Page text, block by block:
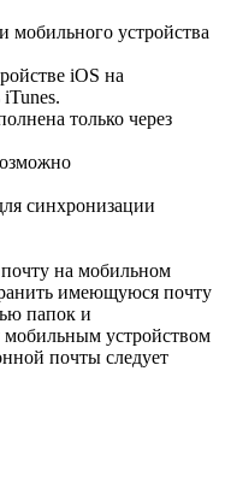
мобильного устройства
iOS на
только через
синхронизации
на мобильном
имеющуюся почту
папок и
мобильным устройством
почты следует